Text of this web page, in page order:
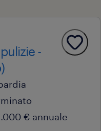
-
€ annuale